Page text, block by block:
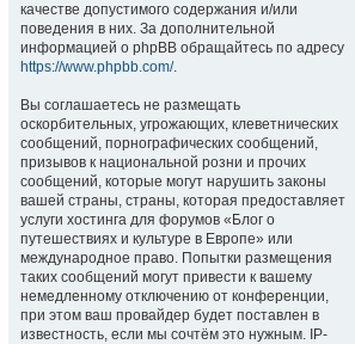
качестве допустимого содержания и/или
поведения в них. За дополнительной
информацией о phpBB обращайтесь по адресу
https://www.phpbb.com/.
Вы соглашаетесь не размещать
оскорбительных, угрожающих, клеветнических
сообщений, порнографических сообщений,
призывов к национальной розни и прочих
сообщений, которые могут нарушить законы
вашей страны, страны, которая предоставляет
услуги хостинга для форумов «Блог о
путешествиях и культуре в Европе» или
международное право. Попытки размещения
таких сообщений могут привести к вашему
немедленному отключению от конференции,
при этом ваш провайдер будет поставлен в
известность, если мы сочтём это нужным. IP-